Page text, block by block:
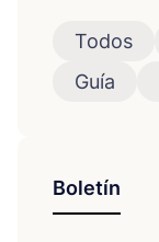
Todos
Guía
Boletín